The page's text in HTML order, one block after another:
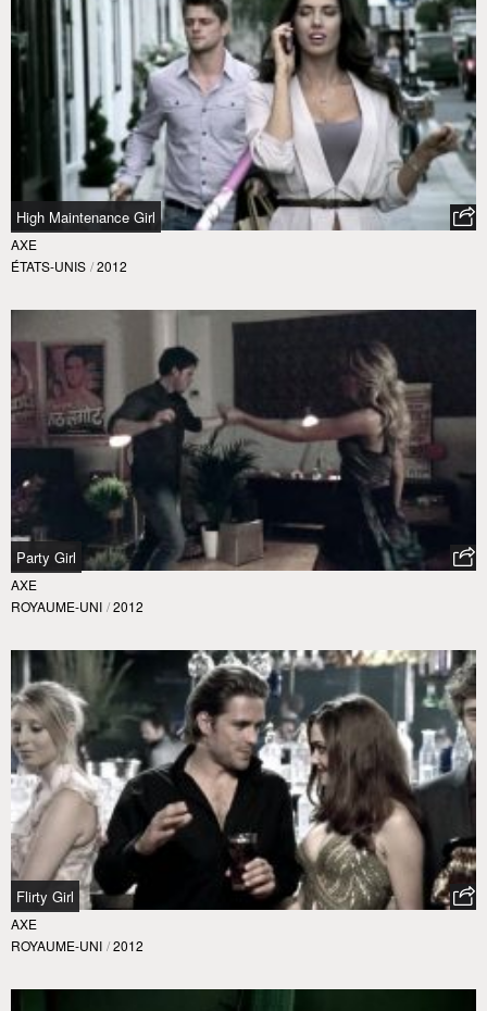
High Maintenance Girl
AXE
ÉTATS-UNIS / 2012
Party Girl
AXE
ROYAUME-UNI / 2012
Flirty Girl
AXE
ROYAUME-UNI / 2012